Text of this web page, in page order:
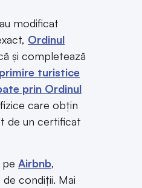
modificat
Ordinul
și completează
turistice
prin Ordinul
care obțin
de un certificat
pe Airbnb,
condiții. Mai